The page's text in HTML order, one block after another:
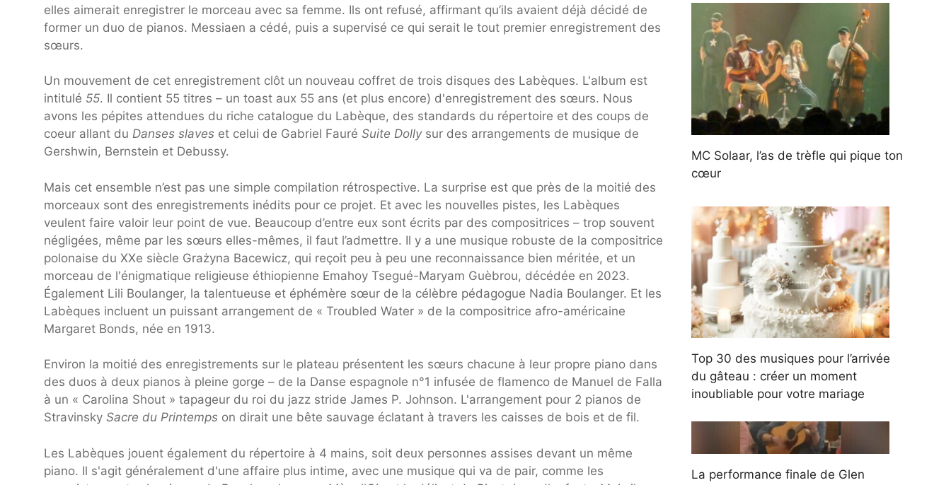
elles aimerait enregistrer le morceau avec sa femme. Ils ont refusé, affirmant qu’ils avaient déjà décidé de
former un duo de pianos. Messiaen a cédé, puis a supervisé ce qui serait le tout premier enregistrement des
sœurs.
Un mouvement de cet enregistrement clôt un nouveau coffret de trois disques des Labèques. L'album est
intitulé 55. Il contient 55 titres – un toast aux 55 ans (et plus encore) d'enregistrement des sœurs. Nous
avons les pépites attendues du riche catalogue du Labèque, des standards du répertoire et des coups de
coeur allant du Danses slaves et celui de Gabriel Fauré Suite Dollysur des arrangements de musique de
Gershwin, Bernstein et Debussy.
Mais cet ensemble n’est pas une simple compilation rétrospective. La surprise est que près de la moitié des
morceaux sont des enregistrements inédits pour ce projet. Et avec les nouvelles pistes, les Labèques
veulent faire valoir leur point de vue. Beaucoup d’entre eux sont écrits par des compositrices – trop souvent
négligées, même par les sœurs elles-mêmes, il faut l’admettre. Il y a une musique robuste de la compositrice
polonaise du XXe siècle Grażyna Bacewicz, qui reçoit peu à peu une reconnaissance bien méritée, et un
morceau de l'énigmatique religieuse éthiopienne Emahoy Tsegué-Maryam Guèbrou, décédée en 2023.
Également Lili Boulanger, la talentueuse et éphémère sœur de la célèbre pédagogue Nadia Boulanger. Et les
Labèques incluent un puissant arrangement de « Troubled Water » de la compositrice afro-américaine
Margaret Bonds, née en 1913.
Environ la moitié des enregistrements sur le plateau présentent les sœurs chacune à leur propre piano dans
des duos à deux pianos à pleine gorge – de la Danse espagnole n°1 infusée de flamenco de Manuel de Falla
à un « Carolina Shout » tapageur du roi du jazz stride James P. Johnson. L'arrangement pour 2 pianos de
Stravinsky Sacre du Printemps on dirait une bête sauvage éclatant à travers les caisses de bois et de fil.
Les Labèques jouent également du répertoire à 4 mains, soit deux personnes assises devant un même
piano. Il s'agit généralement d'une affaire plus intime, avec une musique qui va de pair, comme les
MC Solaar, l’as de trèfle qui pique ton
cœur
Top 30 des musiques pour l’arrivée
du gâteau : créer un moment
inoubliable pour votre mariage
La performance finale de Glen